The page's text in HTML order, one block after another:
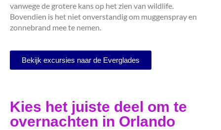
vanwege de grotere kans op het zien van wildlife.
Bovendien is het niet onverstandig om muggenspray en
zonnebrand mee te nemen.
Bekijk excursies naar de Everglades
Kies het juiste deel om te
overnachten in Orlando